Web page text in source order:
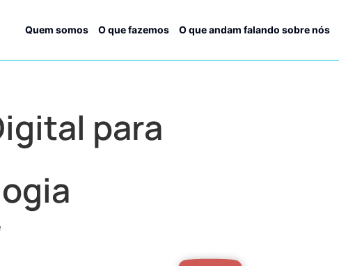
Quem somos O que fazemos O que andam falando sobre nós
para